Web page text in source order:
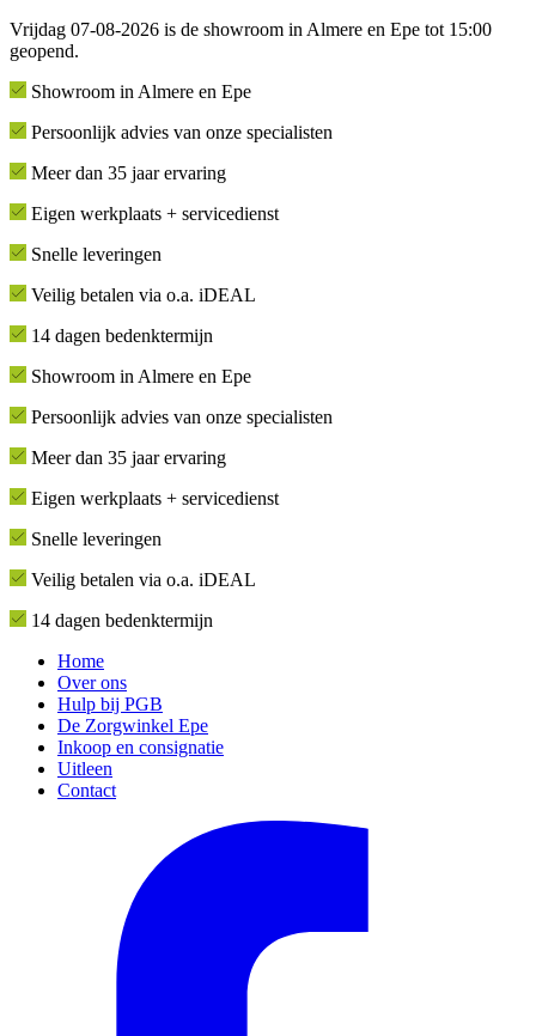
Vrijdag 07-08-2026 is de showroom in Almere en Epe tot 15:00
geopend.
Showroom in Almere en Epe
Persoonlijk advies van onze specialisten
Meer dan 35 jaar ervaring
Eigen werkplaats + servicedienst
Snelle leveringen
Veilig betalen via o.a. iDEAL
14 dagen bedenktermijn
Showroom in Almere en Epe
Persoonlijk advies van onze specialisten
Meer dan 35 jaar ervaring
Eigen werkplaats + servicedienst
Snelle leveringen
Veilig betalen via o.a. iDEAL
14 dagen bedenktermijn
Home
Over ons
Hulp bij PGB
De Zorgwinkel Epe
Inkoop en consignatie
Uitleen
Contact